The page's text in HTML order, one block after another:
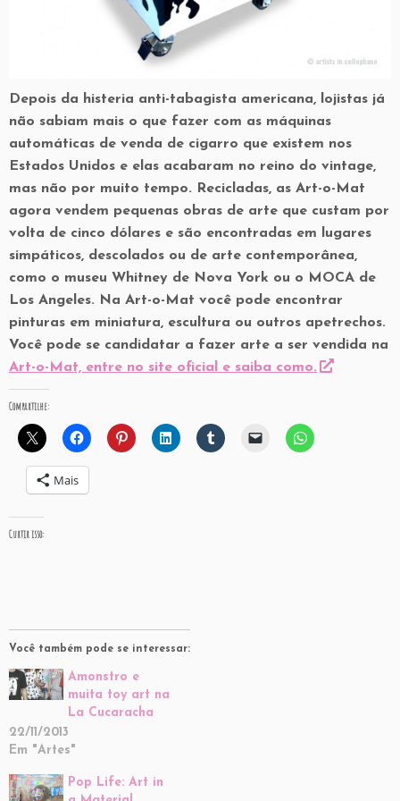
Depois da histeria anti-tabagista americana, lojistas já
não sabiam mais o que fazer com as máquinas
automáticas de venda de cigarro que existem nos
Estados Unidos e elas acabaram no reino do vintage,
mas não por muito tempo. Recicladas, as Art-o-Mat
agora vendem pequenas obras de arte que custam por
volta de cinco dólares e são encontradas em lugares
simpáticos, descolados ou de arte contemporânea,
como o museu Whitney de Nova York ou o MOCA de
Los Angeles. Na Art-o-Mat você pode encontrar
pinturas em miniatura, escultura ou outros apetrechos.
Você pode se candidatar a fazer arte a ser vendida na
Art-o-Mat, entre no site oficial e saiba como.
Compartilhe:
Mais
Curtir isso:
Você também pode se interessar:
Amonstro e
muita toy art na
La Cucaracha
22/11/2013
Em "Artes"
Pop Life: Art in